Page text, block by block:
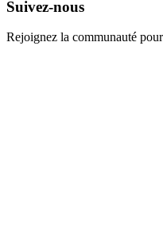
Suivez-nous
Rejoignez la communauté